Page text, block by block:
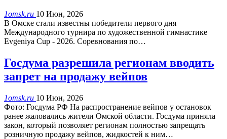
1omsk.ru 10 Июн, 2026
В Омске стали известны победители первого дня
Международного турнира по художественной гимнастике
Evgeniya Cup - 2026. Соревнования по…
Госдума разрешила регионам вводить
запрет на продажу вейпов
1omsk.ru 10 Июн, 2026
Фото: Госдума РФ На распространение вейпов у остановок
ранее жаловались жители Омской области. Госдума приняла
закон, который позволяет регионам полностью запрещать
розничную продажу вейпов, жидкостей к ним…